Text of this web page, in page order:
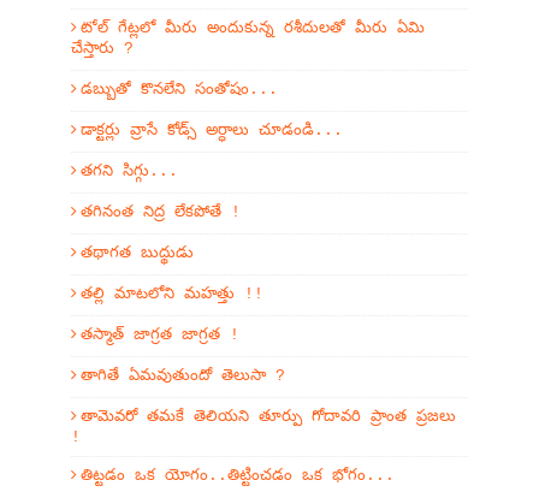
టోల్ గేట్లలో మీరు అందుకున్న రశీదులతో మీరు ఏమి
చేస్తారు ?
డబ్బుతో కొనలేని సంతోషం...
డాక్టర్లు వ్రాసే కోడ్స్ అర్ధాలు చూడండి...
తగని సిగ్గు...
తగినంత నిద్ర లేకపోతే !
తథాగత బుద్థుడు
తల్లి మాటలోని మహత్తు !!
తస్మాత్ జాగ్రత జాగ్రత !
తాగితే ఏమవుతుందో తెలుసా ?
తామెవరో తమకే తెలియని తూర్పు గోదావరి ప్రాంత ప్రజలు
!
తిట్టడం ఒక యోగం..తిట్టించడం ఒక భోగం...